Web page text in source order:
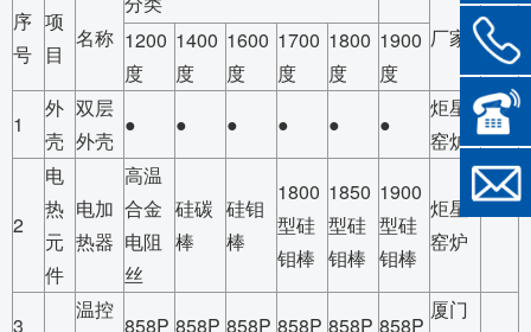
序
号
项
目
名称
厂家
备
注
1200
度
1400
度
1600
度
1700
度
1800
度
1900
度
1
外
壳
双层
外壳
● ● ● ● ● ●
炬星
窑炉
2
电
热
元
件
电加
热器
高温
合金
电阻
丝
硅碳
棒
硅钼
棒
1800
型硅
钼棒
1850
型硅
钼棒
1900
型硅
钼棒
炬星
窑炉
3
温控
858P 858P 858P 858P 858P 858P
厦门